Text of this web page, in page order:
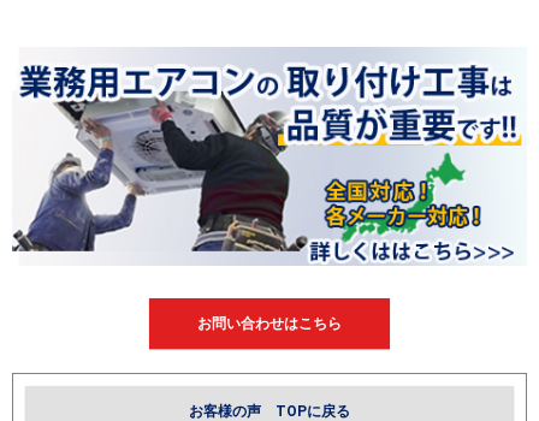
お問い合わせはこちら
お客様の声 TOPに戻る